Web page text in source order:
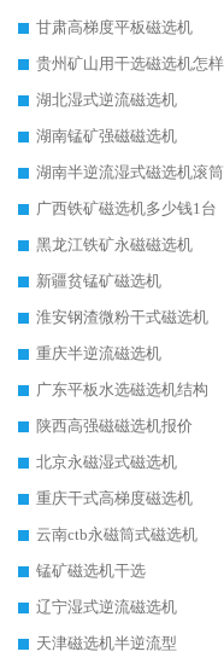
甘肃高梯度平板磁选机
湖北湿式逆流磁选机
湖南锰矿强磁磁选机
湖南半逆流湿式磁选机滚筒
广西铁矿磁选机多少钱1台
黑龙江铁矿永磁磁选机
新疆贫锰矿磁选机
淮安钢渣微粉干式磁选机
重庆半逆流磁选机
广东平板水选磁选机结构
陕西高强磁磁选机报价
北京永磁湿式磁选机
重庆干式高梯度磁选机
云南ctb永磁筒式磁选机
锰矿磁选机干选
辽宁湿式逆流磁选机
天津磁选机半逆流型